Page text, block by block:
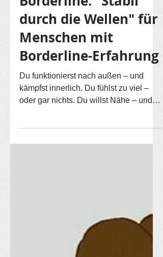
Online-Gruppe zu
Borderline: "Stabil
durch die Wellen" für
Menschen mit
Borderline-Erfahrung
Du funktionierst nach außen – und
oder gar nichts. Du willst Nähe – und